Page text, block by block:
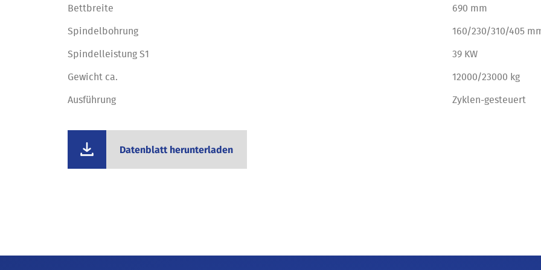
Bettbreite
690 mm
Spindelbohrung
160/230/310/405
Spindelleistung S1
39 KW
Gewicht ca.
12000/23000 kg
Ausführung
Zyklen-gesteuert
Datenblatt herunterladen